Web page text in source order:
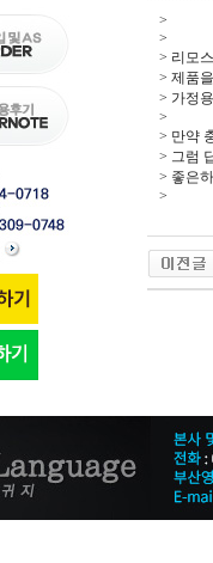
>
>
> 리모
> 제품
> 가정
>
> 만약
> 그럼
> 좋은
>